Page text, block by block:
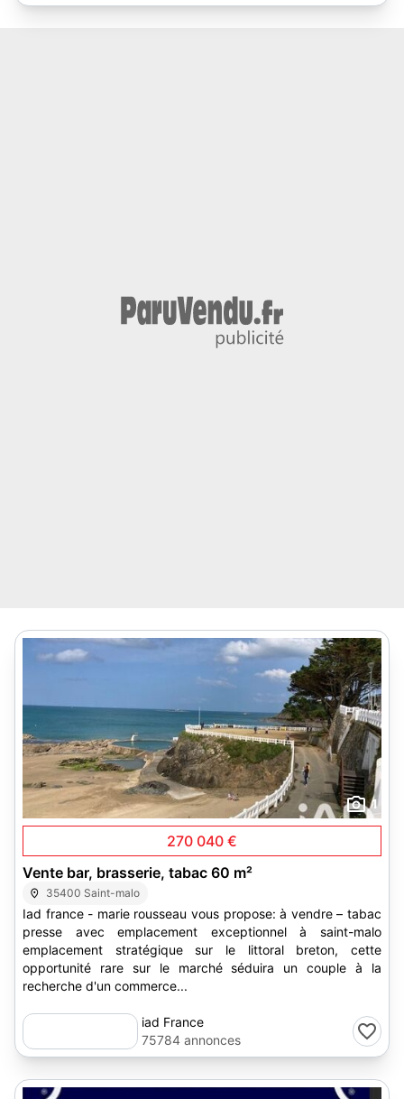
1
270 040 €
Vente bar, brasserie, tabac 60 m²
35400 Saint-malo
Iad france - marie rousseau vous propose: à vendre – tabac
presse avec emplacement exceptionnel à saint-malo
emplacement stratégique sur le littoral breton, cette
opportunité rare sur le marché séduira un couple à la
recherche d'un commerce...
iad France
75784 annonces